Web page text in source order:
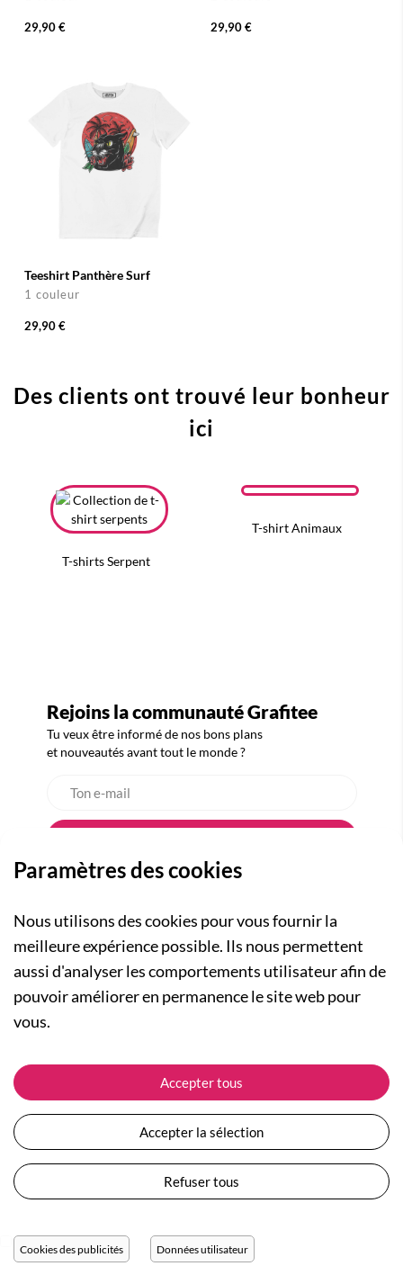
29,90 € 29,90 €
Teeshirt Panthère Surf
1 couleur
29,90 €
Des clients ont trouvé leur bonheur
ici
T-shirts Serpent
T-shirt Animaux
Rejoins la communauté Grafitee
Tu veux être informé de nos bons plans
et nouveautés avant tout le monde ?
A PROPOS
Qui sommes-nous ?
Actualités
Nos engagements
Plan du site
Devenir revendeur
NOS RUBRIQUES
Collection Femme
Collection Enfants
Les Totebags
Nos différents thèmes
ASSISTANCE
Suivre ma commande
Expédition et livraison
Retour et remboursement
Moyens de paiement
Questions / Réponses
Conditions générales de vente
Protection des données personnelles
Réglage des cookies
Paramètres des cookies
Nous utilisons des cookies pour vous fournir la
meilleure expérience possible. Ils nous permettent
aussi d'analyser les comportements utilisateur afin de
pouvoir améliorer en permanence le site web pour
vous.
Accepter tous
Accepter la sélection
Refuser tous
Cookies des publicités Données utilisateur